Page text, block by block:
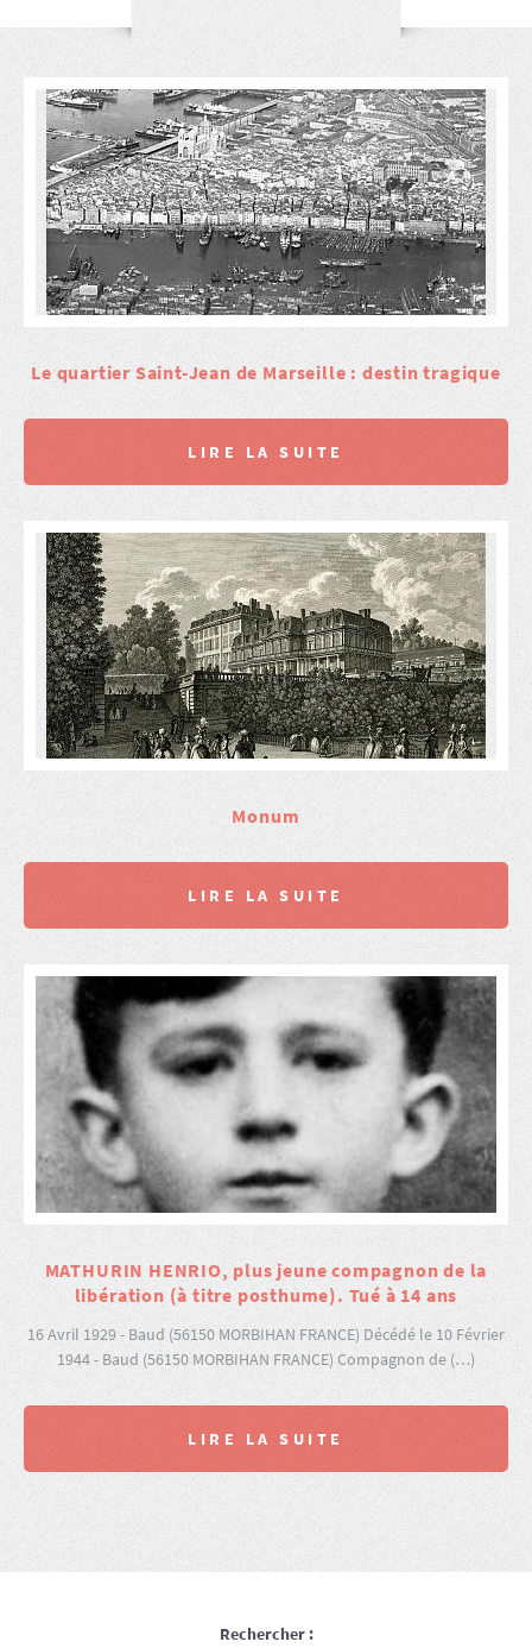
Le quartier Saint-Jean de Marseille : destin tragique
LIRE LA SUITE
Monum
LIRE LA SUITE
MATHURIN HENRIO, plus jeune compagnon de la
libération (à titre posthume). Tué à 14 ans
16 Avril 1929 - Baud (56150 MORBIHAN FRANCE) Décédé le 10 Février
1944 - Baud (56150 MORBIHAN FRANCE) Compagnon de (…)
LIRE LA SUITE
Rechercher :